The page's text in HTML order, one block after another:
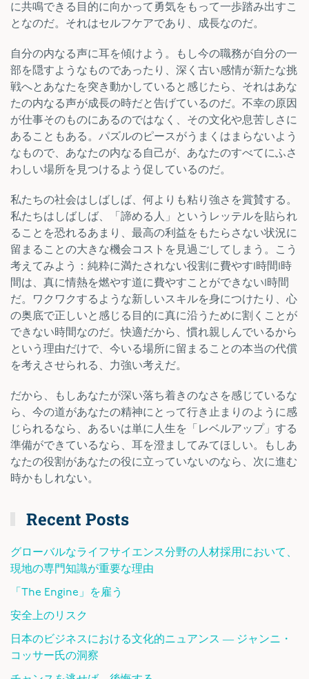
に共鳴できる目的に向かって勇気をもって一歩踏み出すこ
となのだ。それはセルフケアであり、成長なのだ。
自分の内なる声に耳を傾けよう。もし今の職務が自分の一
部を隠すようなものであったり、深く古い感情が新たな挑
戦へとあなたを突き動かしていると感じたら、それはあな
たの内なる声が成長の時だと告げているのだ。不幸の原因
が仕事そのものにあるのではなく、その文化や息苦しさに
あることもある。パズルのピースがうまくはまらないよう
なもので、あなたの内なる自己が、あなたのすべてにふさ
わしい場所を見つけるよう促しているのだ。
私たちの社会はしばしば、何よりも粘り強さを賞賛する。
私たちはしばしば、「諦める人」というレッテルを貼られ
ることを恐れるあまり、最高の利益をもたらさない状況に
留まることの大きな機会コストを見過ごしてしまう。こう
考えてみよう：純粋に満たされない役割に費やす1時間1時
間は、真に情熱を燃やす道に費やすことができない1時間
だ。ワクワクするような新しいスキルを身につけたり、心
の奥底で正しいと感じる目的に真に沿うために割くことが
できない時間なのだ。快適だから、慣れ親しんでいるから
という理由だけで、今いる場所に留まることの本当の代償
を考えさせられる、力強い考えだ。
だから、もしあなたが深い落ち着きのなさを感じているな
ら、今の道があなたの精神にとって行き止まりのように感
じられるなら、あるいは単に人生を「レベルアップ」する
準備ができているなら、耳を澄ましてみてほしい。もしあ
なたの役割があなたの役に立っていないのなら、次に進む
時かもしれない。
Recent Posts
グローバルなライフサイエンス分野の人材採用において、
現地の専門知識が重要な理由
「The Engine」を雇う
安全上のリスク
日本のビジネスにおける文化的ニュアンス ― ジャンニ・
コッサー氏の洞察